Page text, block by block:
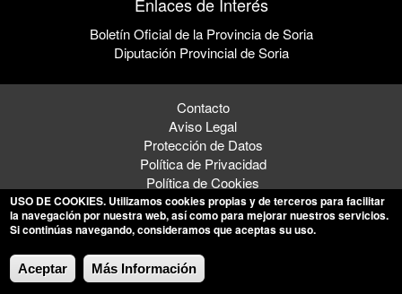
Boletín Oficial de la Provincia de Soria
Diputación Provincial de Soria
Contacto
Aviso Legal
Protección de Datos
Política de Privacidad
Política de Cookies
© 2026 Ayuntamiento de Langa de Duero
USO DE COOKIES. Utilizamos cookies propias y de terceros para facilitar
la navegación por nuestra web, así como para mejorar nuestros servicios.
Si continúas navegando, consideramos que aceptas su uso.
Aceptar Más Información